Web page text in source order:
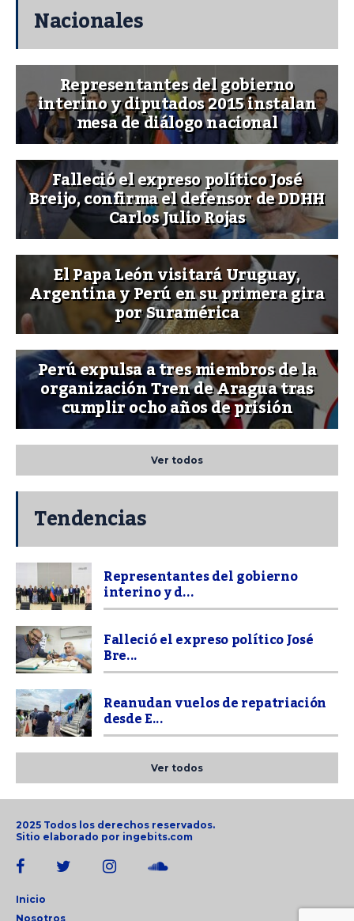
Nacionales
Representantes del gobierno
interino y diputados 2015 instalan
mesa de diálogo nacional
Falleció el expreso político José
Breijo, confirma el defensor de DDHH
Carlos Julio Rojas
El Papa León visitará Uruguay,
Argentina y Perú en su primera gira
por Suramérica
Perú expulsa a tres miembros de la
organización Tren de Aragua tras
cumplir ocho años de prisión
Ver todos
Tendencias
Representantes del gobierno
interino y d...
Falleció el expreso político José
Bre...
Reanudan vuelos de repatriación
desde E...
Ver todos
2025 Todos los derechos reservados.
Sitio elaborado por ingebits.com
Inicio
Nosotros